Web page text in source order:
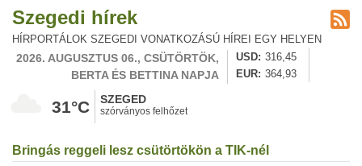
Szegedi hírek
HÍRPORTÁLOK SZEGEDI VONATKOZÁSÚ HÍREI EGY HELYEN
2026. AUGUSZTUS 06., CSÜTÖRTÖK,
BERTA ÉS BETTINA NAPJA
USD
316,45
EUR
364,93
31°C SZEGED
szórványos felhőzet
Bringás reggeli lesz csütörtökön a TIK-nél